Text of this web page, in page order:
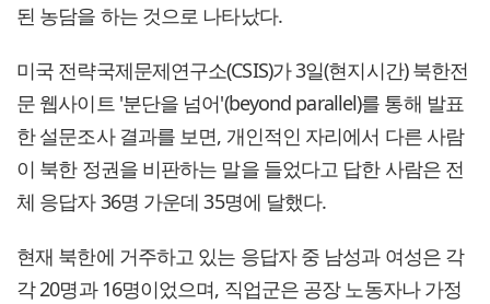
된 농담을 하는 것으로 나타났다.
미국 전략국제문제연구소(CSIS)가 3일(현지시간) 북한전
문 웹사이트 '분단을 넘어'(beyond parallel)를 통해 발표
한 설문조사 결과를 보면, 개인적인 자리에서 다른 사람
이 북한 정권을 비판하는 말을 들었다고 답한 사람은 전
체 응답자 36명 가운데 35명에 달했다.
현재 북한에 거주하고 있는 응답자 중 남성과 여성은 각
각 20명과 16명이었으며, 직업군은 공장 노동자나 가정